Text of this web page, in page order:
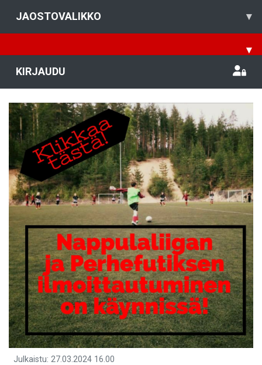
JAOSTOVALIKKO ▾
▾
KIRJAUDU
Julkaistu: 27.03.2024 16.00